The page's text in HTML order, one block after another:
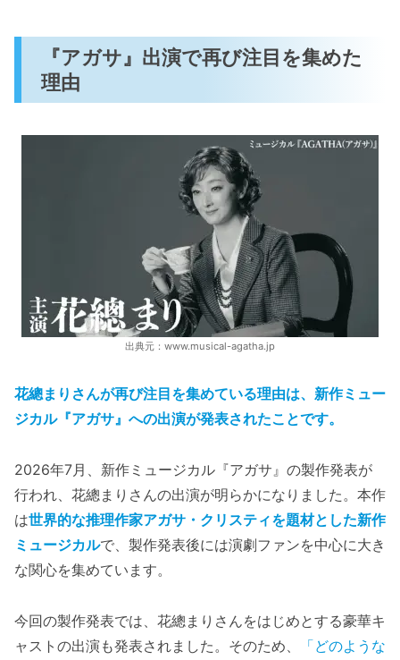
『アガサ』出演で再び注目を集めた
理由
出典元：www.musical-agatha.jp
花總まりさんが再び注目を集めている理由は、新作ミュー
ジカル『アガサ』への出演が発表されたことです。
2026年7月、新作ミュージカル『アガサ』の製作発表が
行われ、花總まりさんの出演が明らかになりました。本作
は世界的な推理作家アガサ・クリスティを題材とした新作
ミュージカルで、製作発表後には演劇ファンを中心に大き
な関心を集めています。
今回の製作発表では、花總まりさんをはじめとする豪華キ
ャストの出演も発表されました。そのため、
「どのような